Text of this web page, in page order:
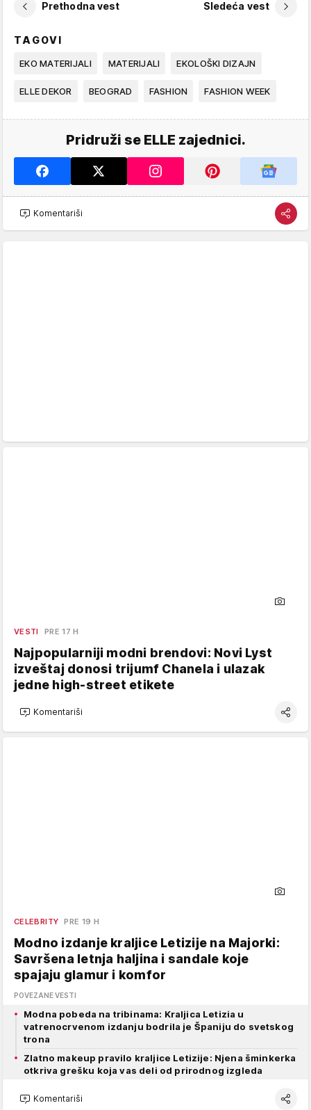
Prethodna vest Sledeća vest
TAGOVI
EKO MATERIJALI MATERIJALI EKOLOŠKI DIZAJN
ELLE DEKOR BEOGRAD FASHION FASHION WEEK
Pridruži se ELLE zajednici.
Komentariši
VESTI PRE 17 H
Najpopularniji modni brendovi: Novi Lyst
izveštaj donosi trijumf Chanela i ulazak
jedne high-street etikete
Komentariši
CELEBRITY PRE 19 H
Modno izdanje kraljice Letizije na Majorki:
Savršena letnja haljina i sandale koje
spajaju glamur i komfor
POVEZANE VESTI
Modna pobeda na tribinama: Kraljica Letizia u
vatrenocrvenom izdanju bodrila je Španiju do svetskog
trona
Zlatno makeup pravilo kraljice Letizije: Njena šminkerka
otkriva grešku koja vas deli od prirodnog izgleda
Komentariši